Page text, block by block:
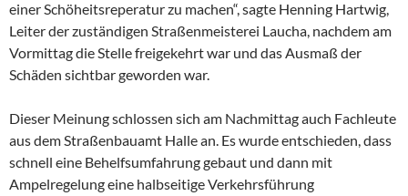
einer Schöheitsreperatur zu machen“, sagte Henning Hartwig,
Leiter der zuständigen Straßenmeisterei Laucha, nachdem am
Vormittag die Stelle freigekehrt war und das Ausmaß der
Schäden sichtbar geworden war.
Dieser Meinung schlossen sich am Nachmittag auch Fachleute
aus dem Straßenbauamt Halle an. Es wurde entschieden, dass
schnell eine Behelfsumfahrung gebaut und dann mit
Ampelregelung eine halbseitige Verkehrsführung